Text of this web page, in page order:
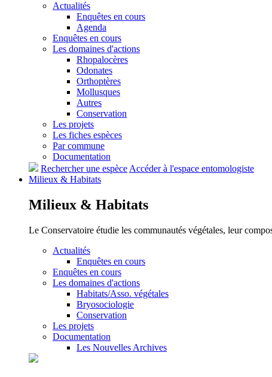
Actualités
Enquêtes en cours
Agenda
Enquêtes en cours
Les domaines d'actions
Rhopalocères
Odonates
Orthoptères
Mollusques
Autres
Conservation
Les projets
Les fiches espèces
Par commune
Documentation
Rechercher une espèce Accéder à l'espace entomologiste
Milieux & Habitats
Milieux & Habitats
Le Conservatoire étudie les communautés végétales, leur
Actualités
Enquêtes en cours
Enquêtes en cours
Les domaines d'actions
Habitats/Asso. végétales
Bryosociologie
Conservation
Les projets
Documentation
Les Nouvelles Archives